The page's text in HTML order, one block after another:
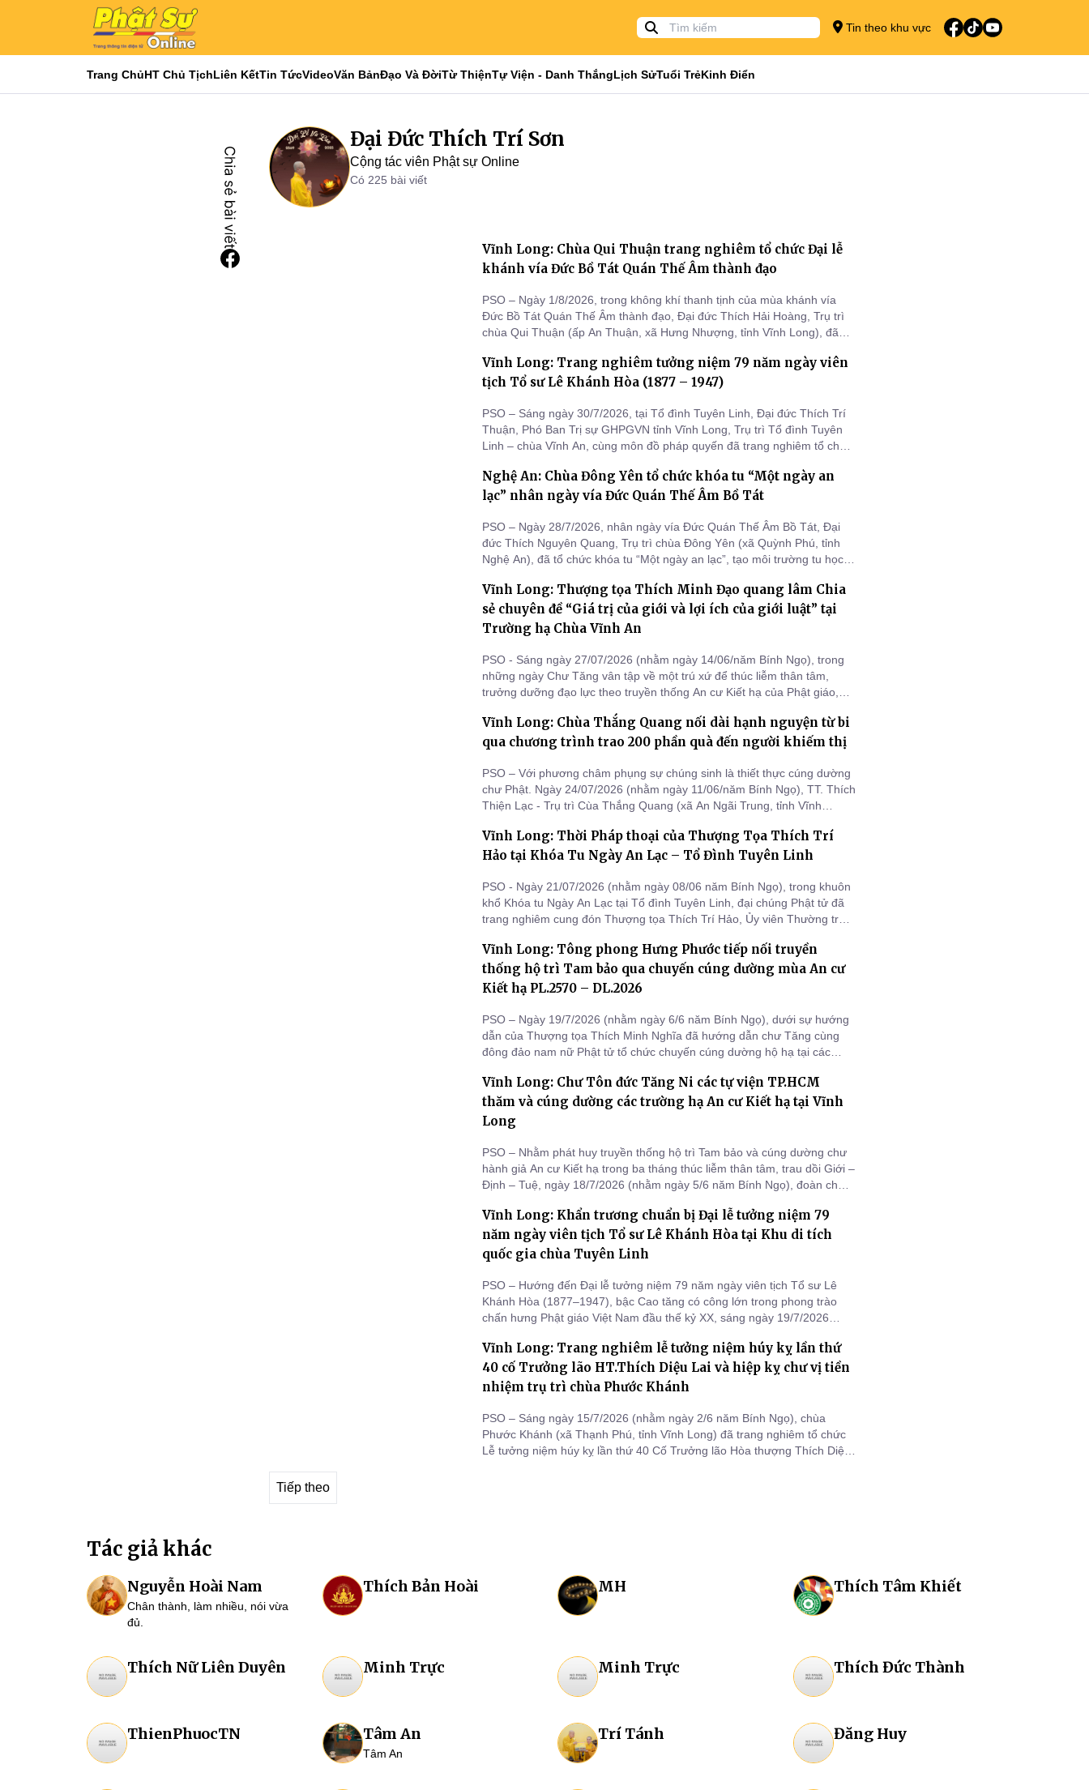
Tin theo khu vực
Trang ChủHT Chủ TịchLiên KếtTin TứcVideoVăn BảnĐạo Và ĐờiTừ ThiệnTự Viện - Danh ThắngLịch SửTuổi TrẻKinh Điển
Đại Đức Thích Trí Sơn
Cộng tác viên Phật sự Online
Có 225 bài viết
Vĩnh Long: Chùa Qui Thuận trang nghiêm tổ chức Đại lễ
khánh vía Đức Bồ Tát Quán Thế Âm thành đạo
PSO – Ngày 1/8/2026, trong không khí thanh tịnh của mùa khánh vía
Đức Bồ Tát Quán Thế Âm thành đạo, Đại đức Thích Hải Hoàng, Trụ trì
chùa Qui Thuận (ấp An Thuận, xã Hưng Nhượng, tỉnh Vĩnh Long), đã
đạo. Đông đảo chư Tôn đức Tăng Ni cùng thiện nam tín nữ, Phật tử gần
xa đã vân tập về
Vĩnh Long: Trang nghiêm tưởng niệm 79 năm ngày viên
tịch Tổ sư Lê Khánh Hòa (1877 – 1947)
PSO – Sáng ngày 30/7/2026, tại Tổ đình Tuyên Linh, Đại đức Thích Trí
Thuận, Phó Ban Trị sự GHPGVN tỉnh Vĩnh Long, Trụ trì Tổ đình Tuyên
Linh – chùa Vĩnh An, cùng môn đồ pháp quyến đã trang nghiêm tổ chức
1947).
Nghệ An: Chùa Đông Yên tổ chức khóa tu “Một ngày an
lạc” nhân ngày vía Đức Quán Thế Âm Bồ Tát
PSO – Ngày 28/7/2026, nhân ngày vía Đức Quán Thế Âm Bồ Tát, Đại
đức Thích Nguyên Quang, Trụ trì chùa Đông Yên (xã Quỳnh Phú, tỉnh
Nghệ An), đã tổ chức khóa tu “Một ngày an lạc”, tạo môi trường tu học
nương tựa Tam bảo, nuôi dưỡng đời sống tâm linh và thực tập chánh
niệm trong
Vĩnh Long: Thượng tọa Thích Minh Đạo quang lâm Chia
sẻ chuyên đề “Giá trị của giới và lợi ích của giới luật” tại
Trường hạ Chùa Vĩnh An
PSO - Sáng ngày 27/07/2026 (nhằm ngày 14/06/năm Bính Ngọ), trong
những ngày Chư Tăng vân tập về một trú xứ để thúc liễm thân tâm,
trưởng dưỡng đạo lực theo truyền thống An cư Kiết hạ của Phật giáo,
đón TT. Thích Minh Đạo – UV TT BTS, Phụ trách Ban Hoằng pháp và
Ban hướng dẫn Phật t
Vĩnh Long: Chùa Thắng Quang nối dài hạnh nguyện từ bi
qua chương trình trao 200 phần quà đến người khiếm thị
PSO – Với phương châm phụng sự chúng sinh là thiết thực cúng dường
chư Phật. Ngày 24/07/2026 (nhằm ngày 11/06/năm Bính Ngọ), TT. Thích
Thiện Lạc - Trụ trì Cùa Thắng Quang (xã An Ngãi Trung, tỉnh Vĩnh
khiếm thị có hoàn cảnh khó khăn trên địa bàn, góp phần sẻ chia những
nhọc nhằn trong
Vĩnh Long: Thời Pháp thoại của Thượng Tọa Thích Trí
Hảo tại Khóa Tu Ngày An Lạc – Tổ Đình Tuyên Linh
PSO - Ngày 21/07/2026 (nhằm ngày 08/06 năm Bính Ngọ), trong khuôn
khổ Khóa tu Ngày An Lạc tại Tổ đình Tuyên Linh, đại chúng Phật tử đã
trang nghiêm cung đón Thượng tọa Thích Trí Hảo, Ủy viên Thường trực
Tổ đình Tuyên Linh, quang lâm ban thời pháp thoại với chủ đề “Quy y
Tam bảo”.
Vĩnh Long: Tông phong Hưng Phước tiếp nối truyền
thống hộ trì Tam bảo qua chuyến cúng dường mùa An cư
Kiết hạ PL.2570 – DL.2026
PSO – Ngày 19/7/2026 (nhằm ngày 6/6 năm Bính Ngọ), dưới sự hướng
dẫn của Thượng tọa Thích Minh Nghĩa đã hướng dẫn chư Tăng cùng
đông đảo nam nữ Phật tử tổ chức chuyến cúng dường hộ hạ tại các
nối truyền thống hộ trì Tam bảo của Phật giáo Việt Nam.
Vĩnh Long: Chư Tôn đức Tăng Ni các tự viện TP.HCM
thăm và cúng dường các trường hạ An cư Kiết hạ tại Vĩnh
Long
PSO – Nhằm phát huy truyền thống hộ trì Tam bảo và cúng dường chư
hành giả An cư Kiết hạ trong ba tháng thúc liễm thân tâm, trau dồi Giới –
Định – Tuệ, ngày 18/7/2026 (nhằm ngày 5/6 năm Bính Ngọ), đoàn chư
quang lâm thăm hỏi và cúng dường các trường hạ trên địa bàn tỉnh Vĩnh
Long. Đoà
Vĩnh Long: Khẩn trương chuẩn bị Đại lễ tưởng niệm 79
năm ngày viên tịch Tổ sư Lê Khánh Hòa tại Khu di tích
quốc gia chùa Tuyên Linh
PSO – Hướng đến Đại lễ tưởng niệm 79 năm ngày viên tịch Tổ sư Lê
Khánh Hòa (1877–1947), bậc Cao tăng có công lớn trong phong trào
chấn hưng Phật giáo Việt Nam đầu thế kỷ XX, sáng ngày 19/7/2026
Trí Thuận – Phó Trưởng Ban Trị sự GHPGVN tỉnh Vĩnh Long, Trụ trì
chùa Tuyên Linh – chùa Vĩ
Vĩnh Long: Trang nghiêm lễ tưởng niệm húy kỵ lần thứ
40 cố Trưởng lão HT.Thích Diệu Lai và hiệp kỵ chư vị tiền
nhiệm trụ trì chùa Phước Khánh
PSO – Sáng ngày 15/7/2026 (nhằm ngày 2/6 năm Bính Ngọ), chùa
Phước Khánh (xã Thạnh Phú, tỉnh Vĩnh Long) đã trang nghiêm tổ chức
Lễ tưởng niệm húy kỵ lần thứ 40 Cố Trưởng lão Hòa thượng Thích Diệu
Tiếp theo
Tác giả khác
Nguyễn Hoài Nam
Chân thành, làm nhiều, nói vừa
đủ.
Thích Bản Hoài MH Thích Tâm Khiết
Thích Nữ Liên Duyên Minh Trực Minh Trực Thích Đức Thành
ThienPhuocTN Tâm An
Tâm An
Trí Tánh Đăng Huy